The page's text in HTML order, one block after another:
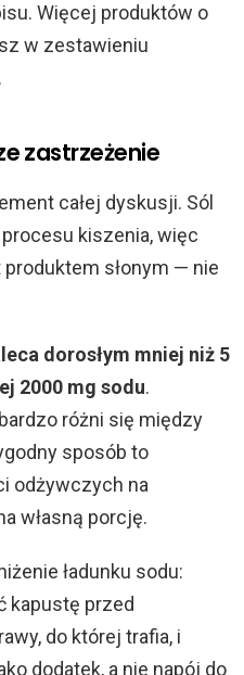
Więcej produktów o
w zestawieniu
.
zastrzeżenie
całej dyskusji. Sól
kiszenia, więc
słonym — nie
dorosłym mniej niż 5
2000 mg sodu.
różni się między
sposób to
odżywczych na
własną porcję.
ładunku sodu:
kapustę przed
do której trafia, i
dodatek, a nie napój do